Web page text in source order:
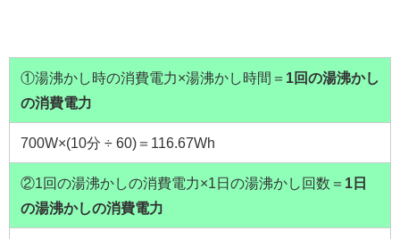
①湯沸かし時の消費電力×湯沸かし時間＝ 1回の湯沸かし
の消費電力
700W×(10分 ÷ 60)＝116.67Wh
②1回の湯沸かしの消費電力×1日の湯沸かし回数＝ 1日
の湯沸かしの消費電力